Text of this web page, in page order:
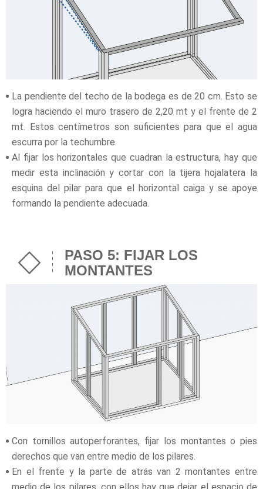
La pendiente del techo de la bodega es de 20 cm. Esto se
logra haciendo el muro trasero de 2,20 mt y el frente de 2
mt. Estos centímetros son suficientes para que el agua
escurra por la techumbre.
Al fijar los horizontales que cuadran la estructura, hay que
medir esta inclinación y cortar con la tijera hojalatera la
esquina del pilar para que el horizontal caiga y se apoye
formando la pendiente adecuada.
PASO 5: FIJAR LOS
MONTANTES
Con tornillos autoperforantes, fijar los montantes o pies
derechos que van entre medio de los pilares.
En el frente y la parte de atrás van 2 montantes entre